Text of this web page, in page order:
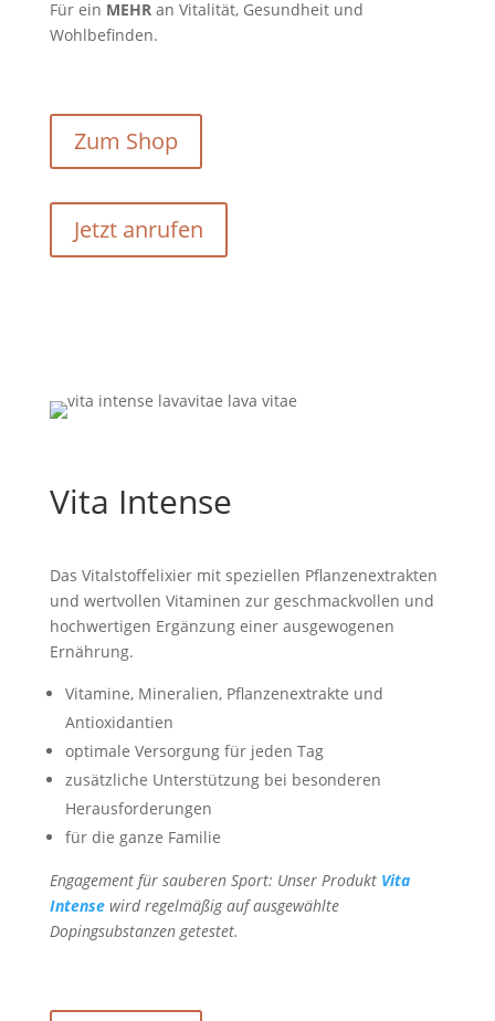
Für ein MEHRan Vitalität, Gesundheit und
Wohlbefinden.
Zum Shop
Jetzt anrufen
Vita Intense
Das Vitalstoffelixier mit speziellen Pflanzenextrakten
und wertvollen Vitaminen zur geschmackvollen und
hochwertigen Ergänzung einer ausgewogenen
Ernährung.
Vitamine, Mineralien, Pflanzenextrakte und
Antioxidantien
optimale Versorgung für jeden Tag
zusätzliche Unterstützung bei besonderen
Herausforderungen
für die ganze Familie
Engagement für sauberen Sport: Unser Produkt Vita
Intensewird regelmäßig auf ausgewählte
Dopingsubstanzen getestet.